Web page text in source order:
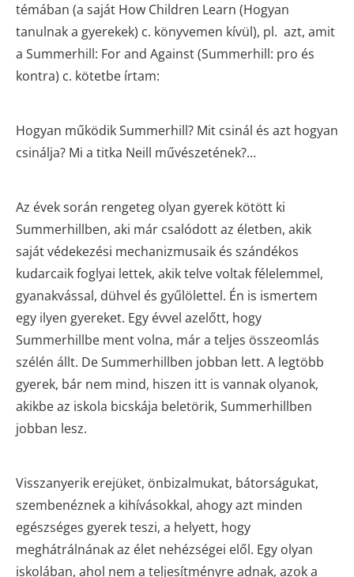
témában (a saját How Children Learn (Hogyan
tanulnak a gyerekek) c. könyvemen kívül), pl. azt, amit
a Summerhill: For and Against (Summerhill: pro és
kontra) c. kötetbe írtam:
Hogyan működik Summerhill? Mit csinál és azt hogyan
csinálja? Mi a titka Neill művészetének?…
Az évek során rengeteg olyan gyerek kötött ki
Summerhillben, aki már csalódott az életben, akik
saját védekezési mechanizmusaik és szándékos
kudarcaik foglyai lettek, akik telve voltak félelemmel,
gyanakvással, dühvel és gyűlölettel. Én is ismertem
egy ilyen gyereket. Egy évvel azelőtt, hogy
Summerhillbe ment volna, már a teljes összeomlás
szélén állt. De Summerhillben jobban lett. A legtöbb
gyerek, bár nem mind, hiszen itt is vannak olyanok,
akikbe az iskola bicskája beletörik, Summerhillben
jobban lesz.
Visszanyerik erejüket, önbizalmukat, bátorságukat,
szembenéznek a kihívásokkal, ahogy azt minden
egészséges gyerek teszi, a helyett, hogy
meghátrálnának az élet nehézségei elől. Egy olyan
iskolában, ahol nem a teljesítményre adnak, azok a